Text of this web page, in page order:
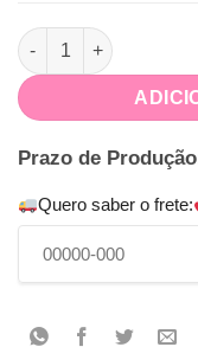
Kit Só Um Bolinho
Prazo de
Quero saber o frete: